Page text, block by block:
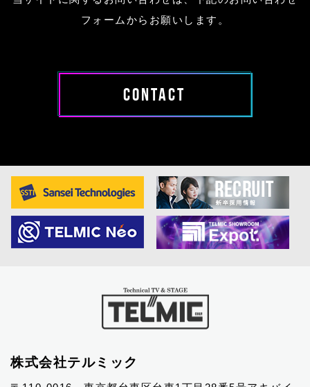
フォームからお願いします。
CONTACT
株式会社テルミック